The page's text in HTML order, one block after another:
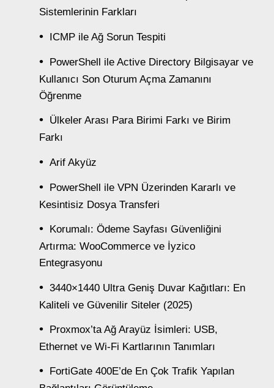
Sistemlerinin Farkları
ICMP ile Ağ Sorun Tespiti
PowerShell ile Active Directory Bilgisayar ve
Kullanıcı Son Oturum Açma Zamanını
Öğrenme
Ülkeler Arası Para Birimi Farkı ve Birim
Farkı
Arif Akyüz
PowerShell ile VPN Üzerinden Kararlı ve
Kesintisiz Dosya Transferi
Korumalı: Ödeme Sayfası Güvenliğini
Artırma: WooCommerce ve İyzico
Entegrasyonu
3440×1440 Ultra Geniş Duvar Kağıtları: En
Kaliteli ve Güvenilir Siteler (2025)
Proxmox’ta Ağ Arayüz İsimleri: USB,
Ethernet ve Wi-Fi Kartlarının Tanımları
FortiGate 400E’de En Çok Trafik Yapılan